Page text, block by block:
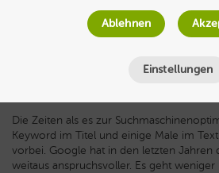
am24. April 2017
Minuten
Die Zeiten als es zur
Keyword im Titel und einige Male im
vorbei. Google hat in den letzten Jahren
weitaus anspruchsvoller. Es geht
Einstellungen
Ablehnen